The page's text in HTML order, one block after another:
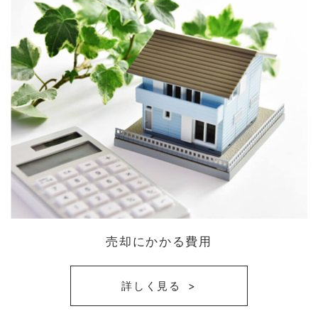
売却にかかる費用
詳しく見る